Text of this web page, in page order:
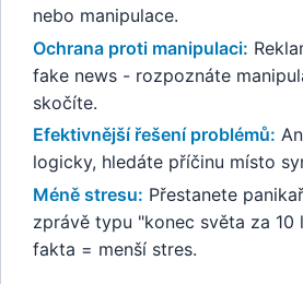
nebo manipulace.
Ochrana proti manipulaci:
fake news - rozpoznáte
skočíte.
Efektivnější řešení problémů:
logicky, hledáte příčinu místo
Méně stresu: Přestanete
zprávě typu "konec světa za 10
fakta = menší stres.